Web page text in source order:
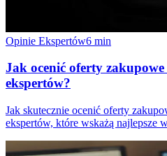
Opinie Ekspertów6 min
Jak ocenić oferty
ekspertów?
Jak skutecznie ocenić oferty
ekspertów, które wskażą najlepsze